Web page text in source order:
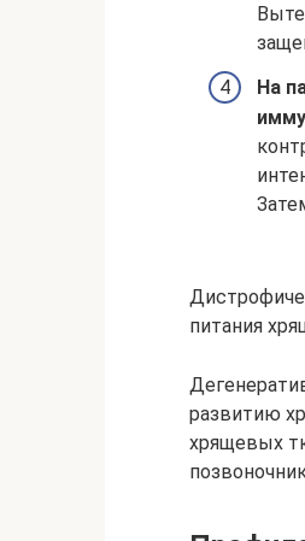
На
питания
развитию
хрящевых